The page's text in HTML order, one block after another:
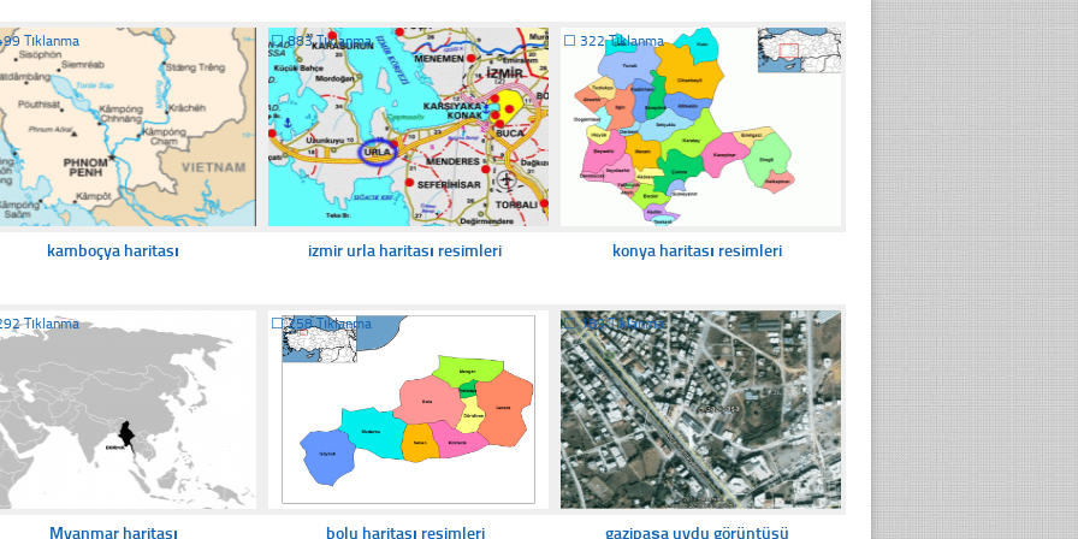
Tıklanma
kamboçya haritası
☐883 Tıklanma
izmir urla haritası resimleri
☐ 322 Tıklanma
konya haritası resimleri
Tıklanma
Myanmar haritası
☐258 Tıklanma
bolu haritası resimleri
☐189 Tıklanma
gazipaşa uydu görüntüsü